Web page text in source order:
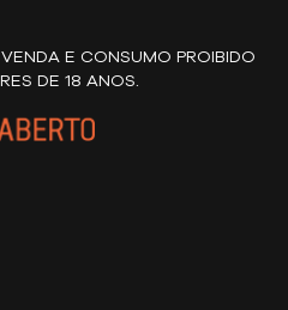
E CONSUMO PROIBIDO
DE 18 ANOS.